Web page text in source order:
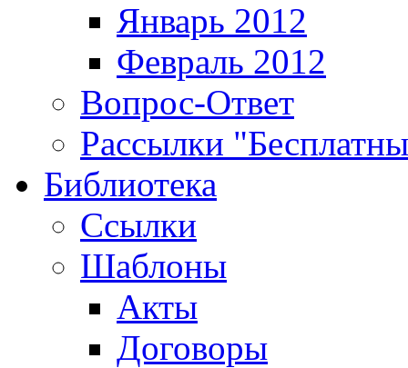
Январь 2012
Февраль 2012
Вопрос-Ответ
Рассылки
Библиотека
Ссылки
Шаблоны
Акты
Договоры